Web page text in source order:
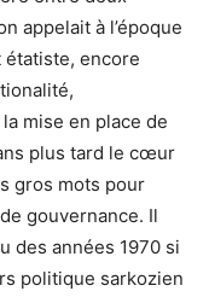
appelait à l’époque
étatiste, encore
mise en place de
plus tard le cœur
gros mots pour
gouvernance. Il
des années 1970 si
politique sarkozien